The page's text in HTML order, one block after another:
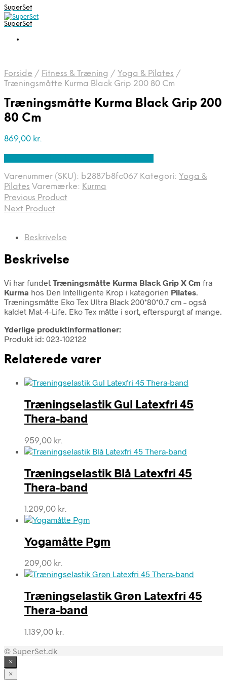
SuperSet
SuperSet
Forside / Fitness & Træning / Yoga & Pilates /
Træningsmåtte Kurma Black Grip 200 80 Cm
Træningsmåtte Kurma Black Grip 200
80 Cm
869,00 kr.
Varenummer (SKU): b2887b8fc067 Kategori: Yoga &
Pilates Varemærke: Kurma
Previous Product
Next Product
Beskrivelse
Beskrivelse
Vi har fundet Træningsmåtte Kurma Black Grip X Cm fra
Kurma hos Den Intelligente Krop i kategorien Pilates.
Træningsmåtte Eko Tex Ultra Black 200*80*0.7 cm – også
kaldet Mat-4-Life. Eko Tex måtte i sort, efterspurgt af mange.
Yderlige produktinformationer:
Produkt id: 023-102122
Relaterede varer
Træningselastik Gul Latexfri 45
Thera-band
959,00 kr.
Træningselastik Blå Latexfri 45
Thera-band
1.209,00 kr.
Yogamåtte Pgm
209,00 kr.
Træningselastik Grøn Latexfri 45
Thera-band
1.139,00 kr.
© SuperSet.dk
×
×